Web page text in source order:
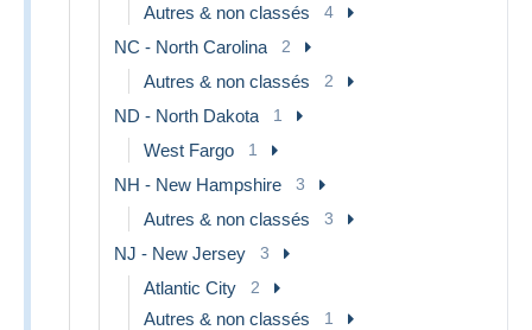
Autres & non classés 4
NC - North Carolina 2
Autres & non classés 2
ND - North Dakota 1
West Fargo 1
NH - New Hampshire 3
Autres & non classés 3
NJ - New Jersey 3
Atlantic City 2
Autres & non classés 1